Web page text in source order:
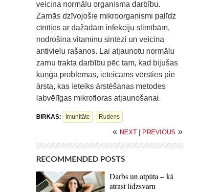
veicina normālu organisma darbību.
Zarnās dzīvojošie mikroorganismi palīdz
cīnīties ar dažādām infekciju slimībām,
nodrošina vitamīnu sintēzi un veicina
antivielu rašanos. Lai atjaunotu normālu
zarnu trakta darbību pēc tam, kad bijušas
kuņģa problēmas, ieteicams vērsties pie
ārsta, kas ieteiks ārstēšanas metodes
labvēlīgas mikrofloras atjaunošanai.
BIRKAS: Imunitāte Rudens
« NEXT PREVIOUS »
RECOMMENDED POSTS
Darbs un atpūta – kā
atrast līdzsvaru